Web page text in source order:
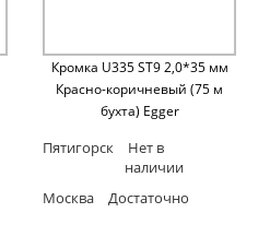
Кромка U335 ST9 2,0*35 мм
Красно-коричневый (75 м
бухта) Egger
Пятигорск
Нет в
наличии
Москва
Достаточно